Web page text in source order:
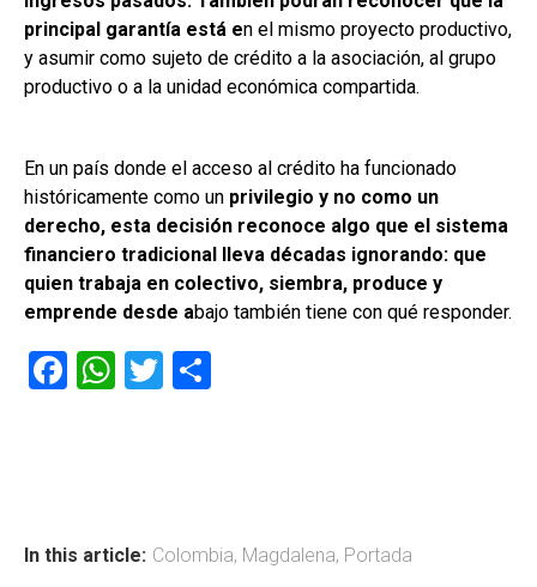
principal garantía está en el mismo proyecto productivo,
y asumir como sujeto de crédito a la asociación, al grupo
productivo o a la unidad económica compartida.
En un país donde el acceso al crédito ha funcionado
históricamente como un privilegio y no como un
derecho, esta decisión reconoce algo que el sistema
financiero tradicional lleva décadas ignorando: que
quien trabaja en colectivo, siembra, produce y
emprende desde abajo también tiene con qué responder.
F
ok
W
p
T
tir
In this article: Colombia, Magdalena, Portada